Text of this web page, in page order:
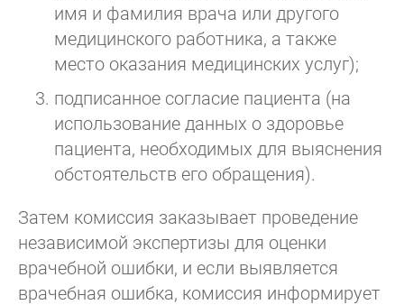
имя и фамилия врача или другого
медицинского работника, а также
место оказания медицинских услуг);
подписанное согласие пациента (на
использование данных о здоровье
пациента, необходимых для выяснения
обстоятельств его обращения).
Затем комиссия заказывает проведение
независимой экспертизы для оценки
врачебной ошибки, и если выявляется
врачебная ошибка, комиссия информирует